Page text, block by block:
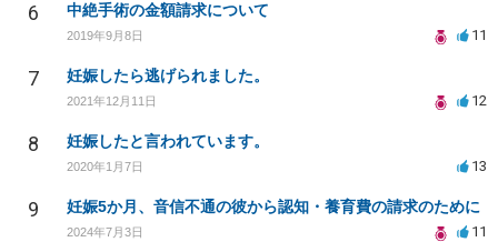
6 中絶手術の金額請求について
2019年9月8日 11
7 妊娠したら逃げられました。
2021年12月11日 12
8 妊娠したと言われています。
2020年1月7日 13
9 妊娠5か月、音信不通の彼から認知・養育費の請求のために
2024年7月3日 11